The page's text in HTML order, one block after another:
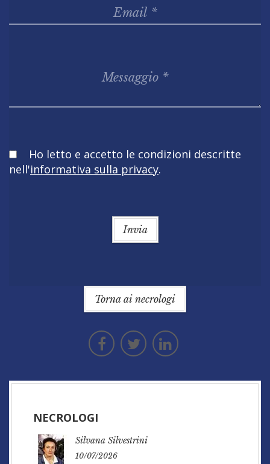
Obbligatorio
Ho letto e accetto le condizioni descritte
nell'informativa sulla privacy.
Invia
Torna ai necrologi
NECROLOGI
Silvana Silvestrini
10/07/2026